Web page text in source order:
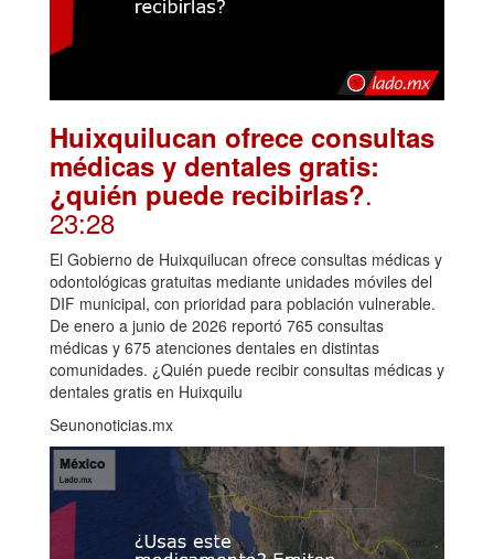
Huixquilucan ofrece consultas
médicas y dentales gratis:
¿quién puede recibirlas?.
23:28
El Gobierno de Huixquilucan ofrece consultas médicas y
odontológicas gratuitas mediante unidades móviles del
DIF municipal, con prioridad para población vulnerable.
De enero a junio de 2026 reportó 765 consultas
médicas y 675 atenciones dentales en distintas
comunidades. ¿Quién puede recibir consultas médicas y
dentales gratis en Huixquilu
Seunonoticias.mx